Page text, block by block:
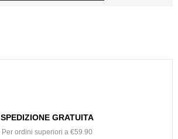
SPEDIZIONE GRATUITA
Per ordini superiori a €59.90